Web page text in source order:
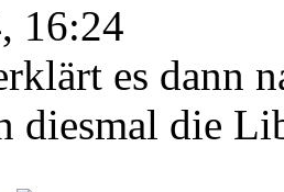
16:24
es dann
diesmal die